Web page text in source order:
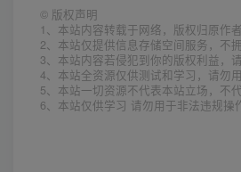
© 版权声明
1、本站内容转载于网络，版权归原作者
2、本站仅提供信息存储空间服务，不
3、本站内容若侵犯到你的版权利益，
4、本站全资源仅供测试和学习，请勿
5、本站一切资源不代表本站立场，不
6、本站仅供学习 请勿用于非法违规操